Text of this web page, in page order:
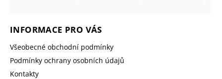
INFORMACE PRO VÁS
Všeobecné obchodní podmínky
Podmínky ochrany osobních údajů
Kontakty